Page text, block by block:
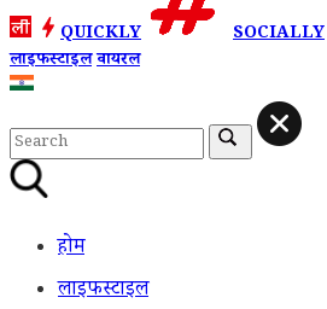
QUICKLY SOCIALLY
लाइफस्टाइलवायरल
होम
लाइफस्टाइल